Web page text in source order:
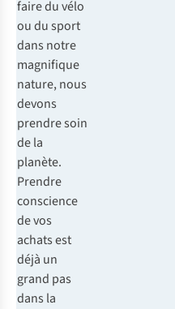
faire du vélo
ou du sport
dans notre
magnifique
nature, nous
devons
prendre soin
de la
planète.
Prendre
conscience
de vos
achats est
déjà un
grand pas
dans la